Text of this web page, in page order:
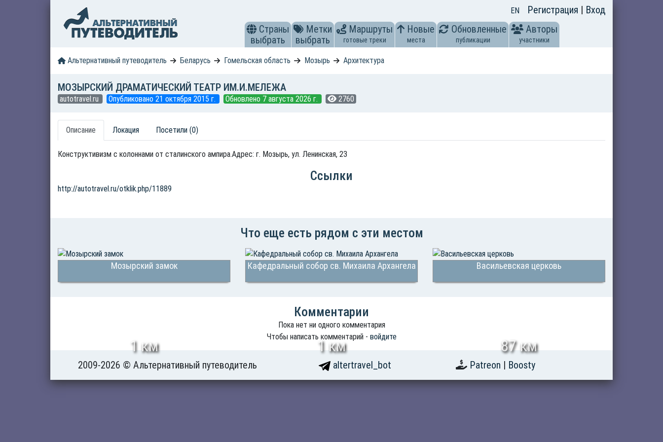
EN Регистрация | Вход
Страны
выбрать
Метки
выбрать
Маршруты
готовые треки
Новые
места
Обновленные
публикации
Авторы
участники
Альтернативный путеводитель Беларусь Гомельская область Мозырь Архитектура
МОЗЫРСКИЙ ДРАМАТИЧЕСКИЙ ТЕАТР ИМ.И.МЕЛЕЖА
autotravel.ru Опубликовано 21 октября 2015 г. Обновлено 7 августа 2026 г. 2760
Описание Локация Посетили (0)
Конструктивизм с колоннами от сталинского ампира.Адрес: г. Мозырь, ул. Ленинская, 23
Ссылки
http://autotravel.ru/otklik.php/11889
Что еще есть рядом с эти местом
Мозырский замок
1 км
Кафедральный собор св. Михаила Архангела
1 км
Васильевская церковь
87 км
Комментарии
Пока нет ни одного комментария
Чтобы написать комментарий - войдите
2009-2026 © Альтернативный путеводитель altertravel_bot Patreon | Boosty